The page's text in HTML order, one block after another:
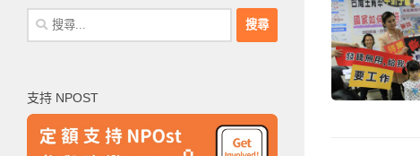
搜
尋
字:
支持 NPOST